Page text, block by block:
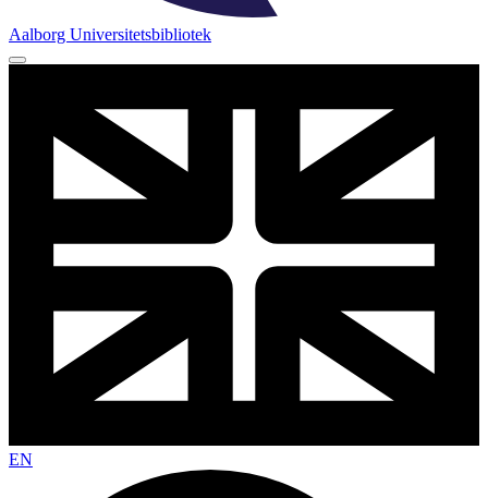
Aalborg Universitets­bibliotek
EN